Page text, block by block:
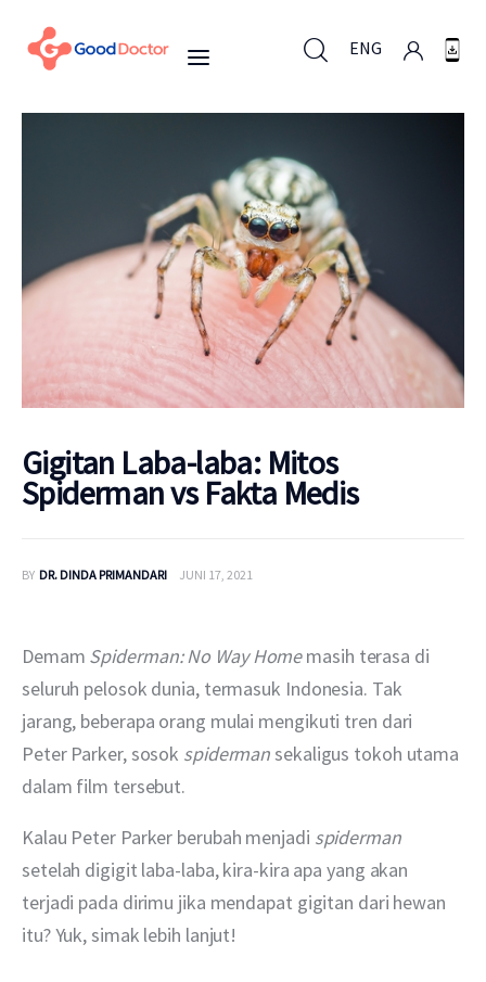
ENG
Untuk Bisnis
Untuk Anda
Mengapa Good Doctor
Berita
Layanan
Gigitan Laba-laba: Mitos
Spiderman vs Fakta Medis
BY DR. DINDA PRIMANDARI JUNI 17, 2021
Demam Spiderman: No Way Home masih terasa di
seluruh pelosok dunia, termasuk Indonesia. Tak
jarang, beberapa orang mulai mengikuti tren dari
Peter Parker, sosok spiderman sekaligus tokoh utama
dalam film tersebut.
Kalau Peter Parker berubah menjadi spiderman
setelah digigit laba-laba, kira-kira apa yang akan
terjadi pada dirimu jika mendapat gigitan dari hewan
itu? Yuk, simak lebih lanjut!